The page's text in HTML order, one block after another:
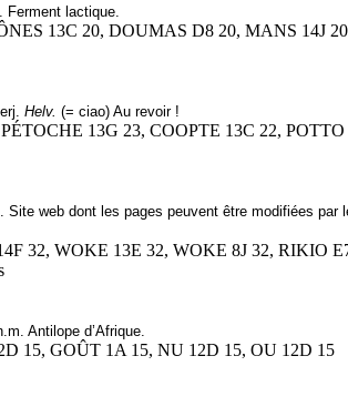
Ferment lactique.
13C 20, DOUMAS D8 20, MANS 14J
Helv. (= ciao) Au revoir !
13G 23, COOPTE 13C 22, POTTO
Site web dont les pages peuvent être modifiées par
32, WOKE 13E 32, WOKE 8J 32, RIKIO
Antilope d’Afrique.
15, GOÛT 1A 15, NU 12D 15, OU 12D 15